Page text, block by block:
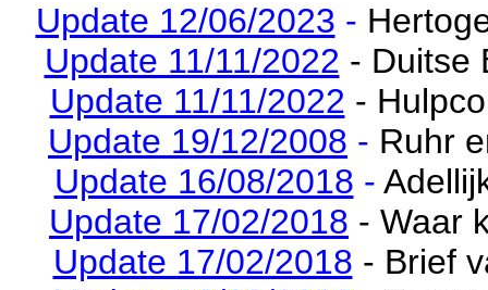
Update 12/06/2023 -
Update 11/11/2022 - Duitse
Update 11/11/2022 -
Update 19/12/2008 - Ruhr
Update 16/08/2018 -
Update 17/02/2018 -
Update 17/02/2018 - Brief